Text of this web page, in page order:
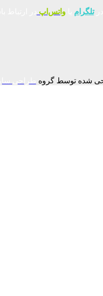
درتلگرام یاواتس‌اپ
شده توسط گروه